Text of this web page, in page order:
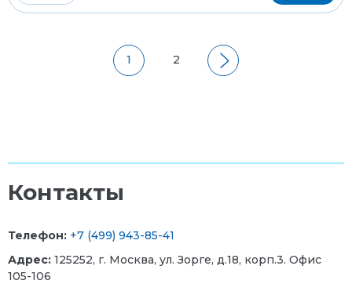
1 2
Контакты
Телефон: +7 (499) 943-85-41
Адрес: 125252, г. Москва, ул. Зорге, д.18, корп.3. Офис
105-106